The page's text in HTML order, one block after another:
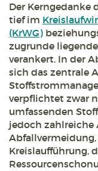
Der Kerngedanke
tief im
(KrWG)
zugrunde
verankert. In der
sich das zentrale
verpflichtet zwar
umfassenden
jedoch zahlreiche
Kreislaufführung,